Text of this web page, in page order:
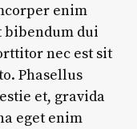
enim
bibendum dui
nec est sit
Phasellus
et, gravida
eget enim